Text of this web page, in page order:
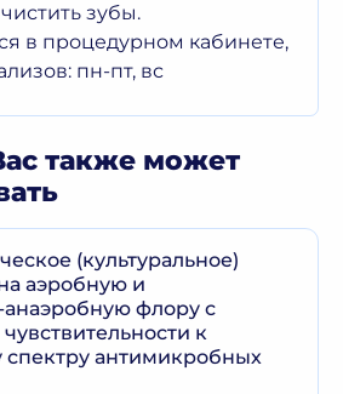
зубы.
в процедурном кабинете,
пн-пт, вс
также может
(культуральное)
аэробную и
анаэробную флору с
к
антимикробных